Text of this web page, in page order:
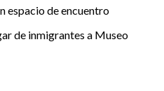
espacio de encuentro
de inmigrantes a Museo